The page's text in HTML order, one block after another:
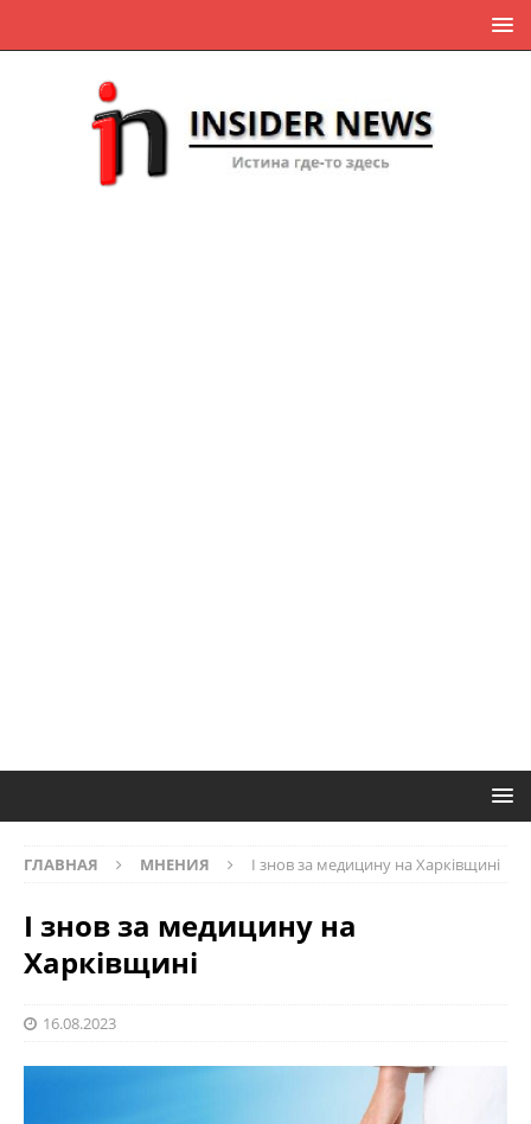
ГЛАВНАЯ МНЕНИЯ І знов за медицину на Харківщині
І знов за медицину на
Харківщині
16.08.2023